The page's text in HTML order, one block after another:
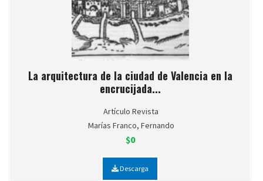
La arquitectura de la ciudad de Valencia en la
encrucijada...
Artículo Revista
Marías Franco, Fernando
$0
Descarga